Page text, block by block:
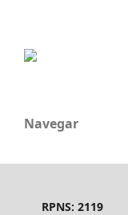
Navegar
RPNS: 2119